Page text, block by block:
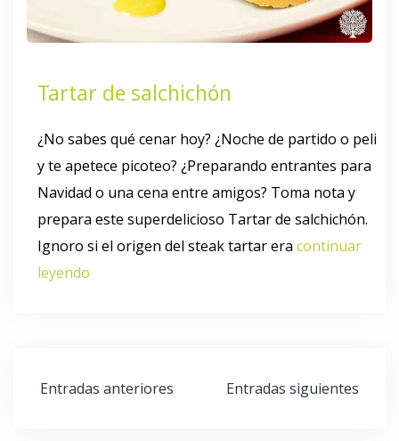
Tartar de salchichón
¿No sabes qué cenar hoy? ¿Noche de partido o peli
y te apetece picoteo? ¿Preparando entrantes para
Navidad o una cena entre amigos? Toma nota y
prepara este superdelicioso Tartar de salchichón.
Ignoro si el origen del steak tartar era continuar
leyendo
Navegación
Entradas anteriores Entradas siguientes